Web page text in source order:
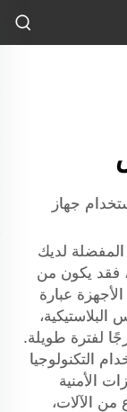
جهاز
المفضلة لديك
فقد يكون من
عبارة
لفترة طويلة.
التكنولوجيا
الأمنية
من الآلات،